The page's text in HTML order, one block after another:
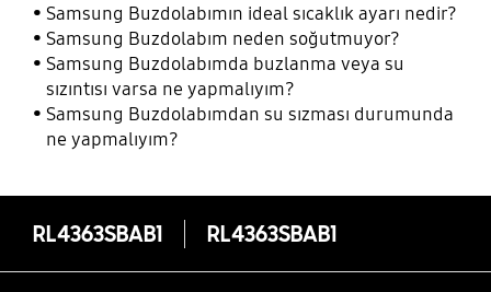
Samsung Buzdolabımın ideal sıcaklık ayarı nedir?
Samsung Buzdolabım neden soğutmuyor?
Samsung Buzdolabımda buzlanma veya su
sızıntısı varsa ne yapmalıyım?
Samsung Buzdolabımdan su sızması durumunda
ne yapmalıyım?
RL4363SBAB1 RL4363SBAB1